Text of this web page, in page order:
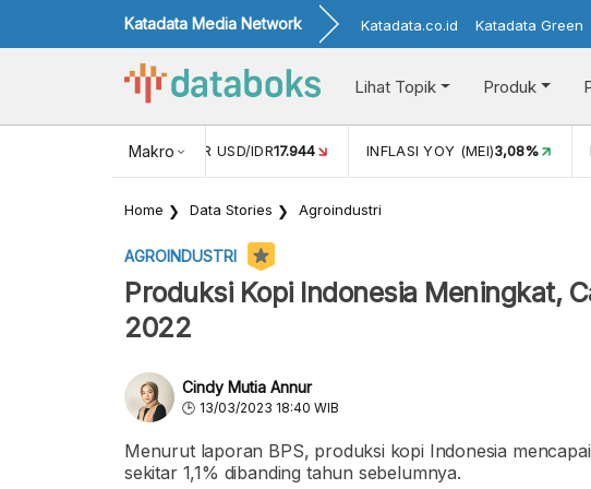
Katadata Media Network Katadata.co.id Katadata Green
Lihat Topik Produk
Makro
NILAI TUKAR USD/IDR17.944 INFLASI YOY (MEI)3,08%
Home Data Stories Agroindustri
AGROINDUSTRI
Produksi Kopi Indonesia Meningkat,
2022
Cindy Mutia Annur
13/03/2023 18:40 WIB
Menurut laporan BPS, produksi kopi Indonesia
sekitar 1,1% dibanding tahun sebelumnya.